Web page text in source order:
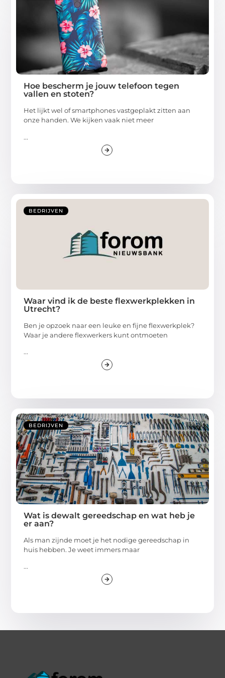
Hoe bescherm je jouw telefoon tegen
vallen en stoten?
Het lijkt wel of smartphones vastgeplakt zitten aan
onze handen. We kijken vaak niet meer
...
BEDRIJVEN
Waar vind ik de beste flexwerkplekken in
Utrecht?
Ben je opzoek naar een leuke en fijne flexwerkplek?
Waar je andere flexwerkers kunt ontmoeten
...
BEDRIJVEN
Wat is dewalt gereedschap en wat heb je
er aan?
Als man zijnde moet je het nodige gereedschap in
huis hebben. Je weet immers maar
...